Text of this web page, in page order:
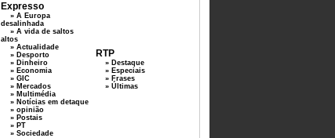
Expresso
» A Europa
desalinhada
» A vida de saltos
altos
» Actualidade
» Desporto
» Dinheiro
» Economia
» GIC
» Mercados
» Multimédia
» Notícias em detaque
» opinião
» Postais
» PT
» Sociedade
RTP
» Destaque
» Especiais
» Frases
» Últimas